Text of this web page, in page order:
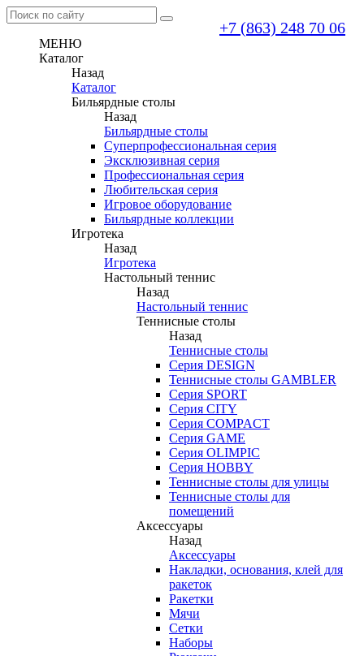
+7 (863) 248 70 06
МЕНЮ
Каталог
Назад
Каталог
Бильярдные столы
Назад
Бильярдные столы
Суперпрофессиональная серия
Эксклюзивная серия
Профессиональная серия
Любительская серия
Игровое оборудование
Бильярдные коллекции
Игротека
Назад
Игротека
Настольный теннис
Назад
Настольный теннис
Теннисные столы
Назад
Теннисные столы
Серия DESIGN
Теннисные столы GAMBLER
Серия SPORT
Серия CITY
Серия COMPACT
Серия GAME
Серия OLIMPIC
Серия HOBBY
Теннисные столы для улицы
Теннисные столы для
помещений
Аксессуары
Назад
Аксессуары
Накладки, основания, клей для
ракеток
Ракетки
Мячи
Сетки
Наборы